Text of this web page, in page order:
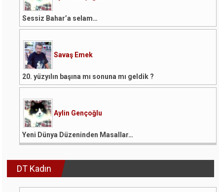
Sessiz Bahar’a selam…
Savaş Emek
20. yüzyılın başına mı sonuna mı geldik ?
Aylin Gençoğlu
Yeni Dünya Düzeninden Masallar…
DT Kadın